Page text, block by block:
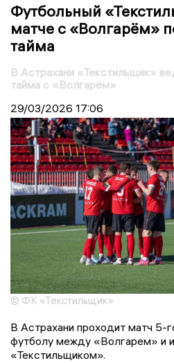
Футбольный
матче с «Волгарём»
тайма
В Астрахани «Текстильщик»
тайма с «Волгарём»
29/03/2026 17:06
© ФК «Текстильщик»
В Астрахани проходит матч 5-
футболу между «Волгарем» и
«Текстильщиком».